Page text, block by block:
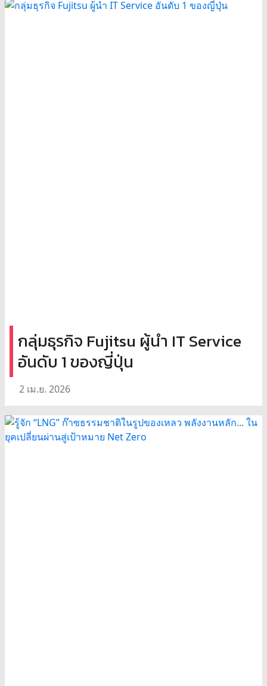
กลุ่มธุรกิจ Fujitsu ผู้นำ IT Service
อันดับ 1 ของญี่ปุ่น
2 เม.ย. 2026